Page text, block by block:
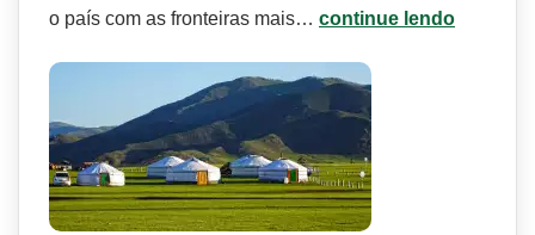
o país com as fronteiras mais… continue lendo